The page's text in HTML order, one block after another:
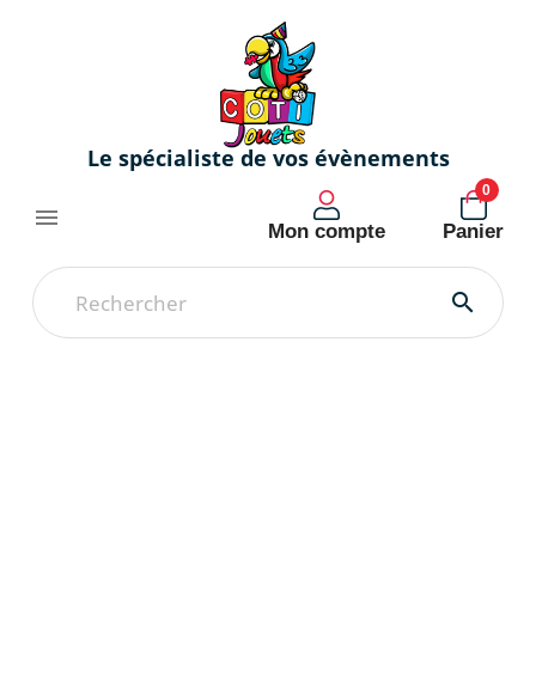
Le spécialiste de vos évènements

Mon compte
0
Panier
